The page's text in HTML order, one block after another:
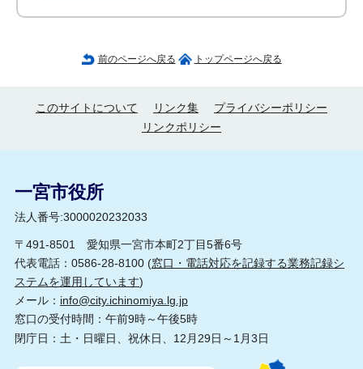
前のページへ戻る トップページへ戻る
このサイトについて リンク集
プライバシーポリシー
リンクポリシー
一宮市役所
法人番号:3000020232033
〒491-8501 愛知県一宮市本町2丁目5番6号
代表電話：0586-28-8100 (窓口・電話対応を記録する業務記録シ
ステムを運用しています)
メール： info@city.ichinomiya.lg.jp
窓口の受付時間：午前9時～午後5時
閉庁日：土・日曜日、祝休日、12月29日～1月3日